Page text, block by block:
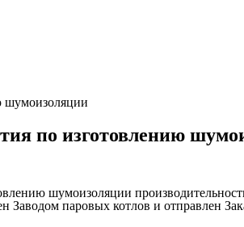
шумоизоляции
по изготовлению
шумоизоляции
Заводом паровых котлов и отправлен